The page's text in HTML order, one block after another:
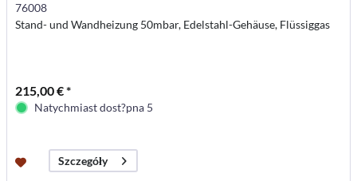
76008
Stand- und Wandheizung 50mbar, Edelstahl-Gehäuse, Flüssiggas
215,00 € *
Natychmiast dost?pna 5
Szczegóły